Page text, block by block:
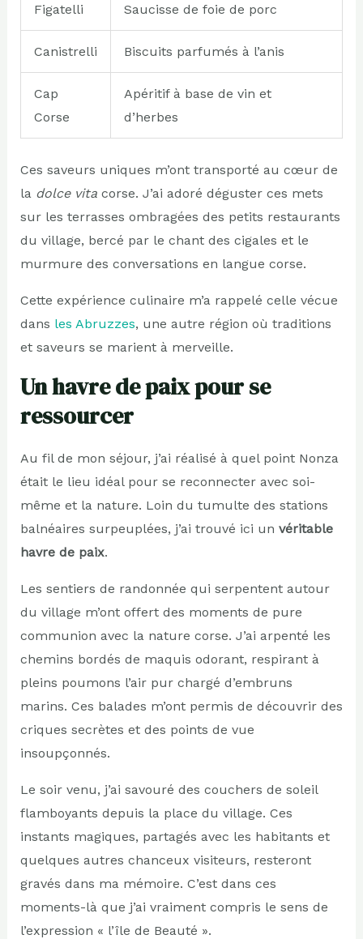
Figatelli Saucisse de foie de porc
Canistrelli Biscuits parfumés à l’anis
Cap
Corse
Apéritif à base de vin et
d’herbes
Ces saveurs uniques m’ont transporté au cœur de
la dolce vitacorse. J’ai adoré déguster ces mets
sur les terrasses ombragées des petits restaurants
du village, bercé par le chant des cigales et le
murmure des conversations en langue corse.
Cette expérience culinaire m’a rappelé celle vécue
dans les Abruzzes, une autre région où traditions
et saveurs se marient à merveille.
Un havre de paix pour se
ressourcer
Au fil de mon séjour, j’ai réalisé à quel point Nonza
était le lieu idéal pour se reconnecter avec soi-
même et la nature. Loin du tumulte des stations
balnéaires surpeuplées, j’ai trouvé ici un véritable
havre de paix.
Les sentiers de randonnée qui serpentent autour
du village m’ont offert des moments de pure
communion avec la nature corse. J’ai arpenté les
chemins bordés de maquis odorant, respirant à
pleins poumons l’air pur chargé d’embruns
marins. Ces balades m’ont permis de découvrir des
criques secrètes et des points de vue
insoupçonnés.
Le soir venu, j’ai savouré des couchers de soleil
flamboyants depuis la place du village. Ces
instants magiques, partagés avec les habitants et
quelques autres chanceux visiteurs, resteront
gravés dans ma mémoire. C’est dans ces
moments-là que j’ai vraiment compris le sens de
l’expression « l’île de Beauté ».